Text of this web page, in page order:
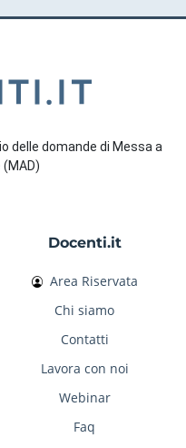
delle domande di Messa a
Docenti.it
Area Riservata
Chi siamo
Contatti
Lavora con noi
Webinar
Faq